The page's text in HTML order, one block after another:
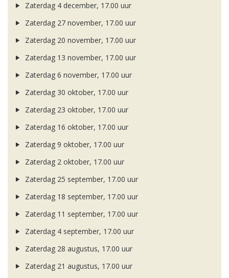
Zaterdag 4 december, 17.00 uur
Zaterdag 27 november, 17.00 uur
Zaterdag 20 november, 17.00 uur
Zaterdag 13 november, 17.00 uur
Zaterdag 6 november, 17.00 uur
Zaterdag 30 oktober, 17.00 uur
Zaterdag 23 oktober, 17.00 uur
Zaterdag 16 oktober, 17.00 uur
Zaterdag 9 oktober, 17.00 uur
Zaterdag 2 oktober, 17.00 uur
Zaterdag 25 september, 17.00 uur
Zaterdag 18 september, 17.00 uur
Zaterdag 11 september, 17.00 uur
Zaterdag 4 september, 17.00 uur
Zaterdag 28 augustus, 17.00 uur
Zaterdag 21 augustus, 17.00 uur